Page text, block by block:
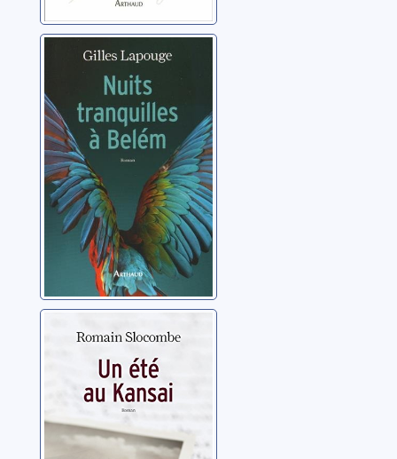
Nuits tranquilles
à Belém
Lapouge, Gilles
Un été au Kansai
Slocombe, Romain